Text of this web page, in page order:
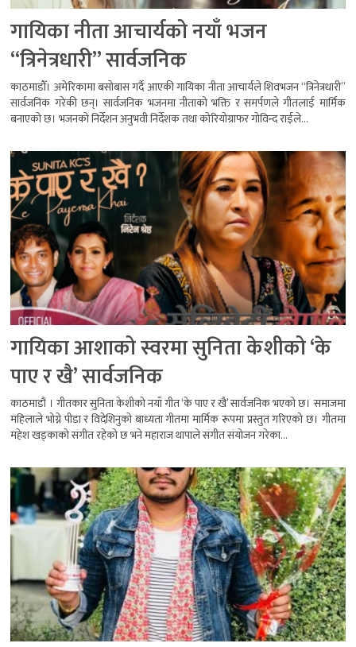
गायिका नीता आचार्यको नयाँ भजन
“त्रिनेत्रधारी” सार्वजनिक
काठमाडौँ। अमेरिकामा बसोबास गर्दै आएकी गायिका नीता आचार्यले शिवभजन “त्रिनेत्रधारी”
सार्वजनिक गरेकी छन्। सार्वजनिक भजनमा नीताको भक्ति र समर्पणले गीतलाई मार्मिक
बनाएको छ। भजनको निर्देशन अनुभवी निर्देशक तथा कोरियोग्राफर गोविन्द राईले...
गायिका आशाको स्वरमा सुनिता केशीको ‘के
पाए र खै’ सार्वजनिक
काठमाडौं । गीतकार सुनिता केशीको नयाँ गीत ‘के पाए र खै’ सार्वजनिक भएको छ। समाजमा
महिलाले भोग्ने पीडा र विदेशिनुको बाध्यता गीतमा मार्मिक रूपमा प्रस्तुत गरिएको छ। गीतमा
महेश खड्काको संगीत रहेको छ भने महाराज थापाले संगीत संयोजन गरेका...